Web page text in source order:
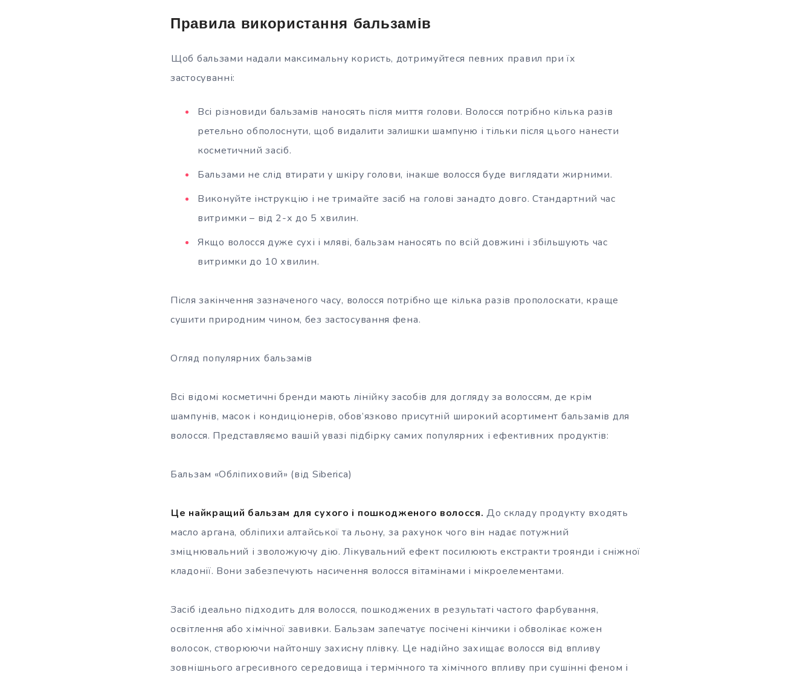
Правила використання бальзамів
Щоб бальзами надали максимальну користь, дотримуйтеся певних правил при їх
застосуванні:
Всі різновиди бальзамів наносять після миття голови. Волосся потрібно кілька разів
ретельно обполоснути, щоб видалити залишки шампуню і тільки після цього нанести
косметичний засіб.
Бальзами не слід втирати у шкіру голови, інакше волосся буде виглядати жирними.
Виконуйте інструкцію і не тримайте засіб на голові занадто довго. Стандартний час
витримки – від 2-х до 5 хвилин.
Якщо волосся дуже сухі і мляві, бальзам наносять по всій довжині і збільшують час
витримки до 10 хвилин.
Після закінчення зазначеного часу, волосся потрібно ще кілька разів прополоскати, краще
сушити природним чином, без застосування фена.
Огляд популярних бальзамів
Всі відомі косметичні бренди мають лінійку засобів для догляду за волоссям, де крім
шампунів, масок і кондиціонерів, обов’язково присутній широкий асортимент бальзамів для
волосся. Представляємо вашій увазі підбірку самих популярних і ефективних продуктів:
Бальзам «Обліпиховий» (від Siberica)
Це найкращий бальзам для сухого і пошкодженого волосся. До складу продукту входять
масло аргана, обліпихи алтайської та льону, за рахунок чого він надає потужний
зміцнювальний і зволожуючу дію. Лікувальний ефект посилюють екстракти троянди і сніжної
кладонії. Вони забезпечують насичення волосся вітамінами і мікроелементами.
Засіб ідеально підходить для волосся, пошкоджених в результаті частого фарбування,
освітлення або хімічної завивки. Бальзам запечатує посічені кінчики і обволікає кожен
волосок, створюючи найтоншу захисну плівку. Це надійно захищає волосся від впливу
зовнішнього агресивного середовища і термічного та хімічного впливу при сушінні феном і